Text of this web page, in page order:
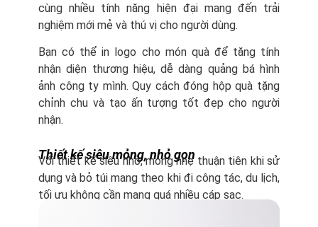
cùng nhiều tính năng hiện đại mang đến trải
nghiệm mới mẻ và thú vị cho người dùng.
Bạn có thể in logo cho món quà để tăng tính
nhận diện thương hiệu, dễ dàng quảng bá hình
ảnh công ty mình. Quy cách đóng hộp quà tặng
chỉnh chu và tạo ấn tượng tốt đẹp cho người
nhận.
Thiết kế siêu mỏng, nhỏ gọn
Với thiết kế siêu nhỏ, mỏng nhẹ thuận tiên khi sử
dụng và bỏ túi mang theo khi đi công tác, du lịch,
tối ưu không cần mang quá nhiều cáp sạc.